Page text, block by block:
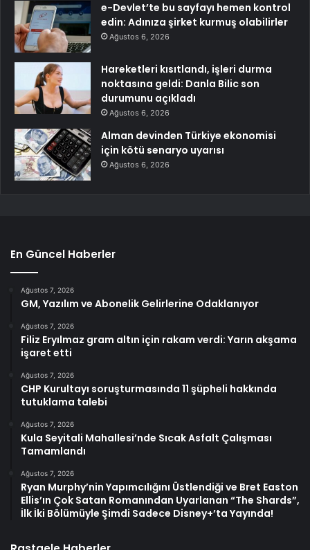
e-Devlet’te bu sayfayı hemen kontrol
edin: Adınıza şirket kurmuş olabilirler
Ağustos 6, 2026
Hareketleri kısıtlandı, işleri durma
noktasına geldi: Danla Bilic son
durumunu açıkladı
Ağustos 6, 2026
Alman devinden Türkiye ekonomisi
için kötü senaryo uyarısı
Ağustos 6, 2026
En Güncel Haberler
Ağustos 7, 2026
GM, Yazılım ve Abonelik Gelirlerine Odaklanıyor
Ağustos 7, 2026
Filiz Eryılmaz gram altın için rakam verdi: Yarın akşama
işaret etti
Ağustos 7, 2026
CHP Kurultayı soruşturmasında 11 şüpheli hakkında
tutuklama talebi
Ağustos 7, 2026
Kula Seyitali Mahallesi’nde Sıcak Asfalt Çalışması
Tamamlandı
Ağustos 7, 2026
Ryan Murphy’nin Yapımcılığını Üstlendiği ve Bret Easton
Ellis’ın Çok Satan Romanından Uyarlanan “The Shards”,
İlk İki Bölümüyle Şimdi Sadece Disney+’ta Yayında!